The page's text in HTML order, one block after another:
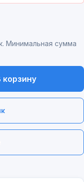
Минимальная сумма
корзину